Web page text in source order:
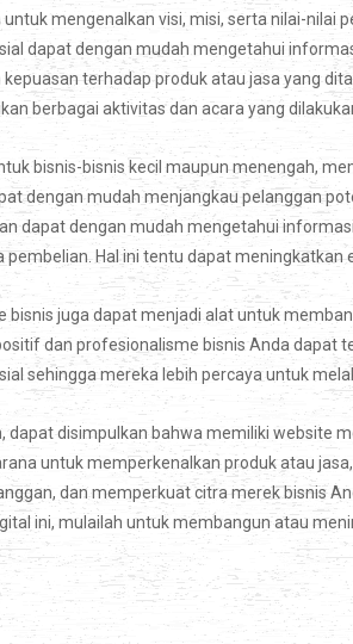
mengenalkan visi, misi, serta nilai-nilai
dapat dengan mudah mengetahui
terhadap produk atau jasa yang
berbagai aktivitas dan acara yang
bisnis-bisnis kecil maupun menengah,
dengan mudah menjangkau pelanggan
dapat dengan mudah mengetahui
pembelian. Hal ini tentu dapat
bisnis juga dapat menjadi alat untuk
dan profesionalisme bisnis Anda dapat
sehingga mereka lebih percaya untuk
dapat disimpulkan bahwa memiliki website
untuk memperkenalkan produk atau
dan memperkuat citra merek bisnis
ini, mulailah untuk membangun atau